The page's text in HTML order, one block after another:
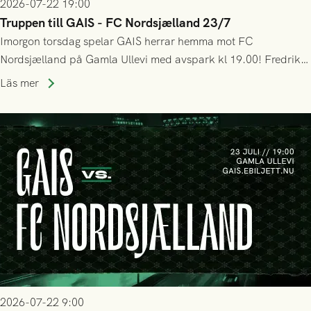
2026-07-22 19:00
Truppen till GAIS - FC Nordsjælland 23/7
Imorgon torsdag spelar GAIS herrar hemma mot FC
Nordsjælland på Gamla Ullevi med avspark kl 19.00! Fredrik
Holmberg och ledarstaben har tagit ut följande trupp till
Läs mer
2026-07-22 9:00